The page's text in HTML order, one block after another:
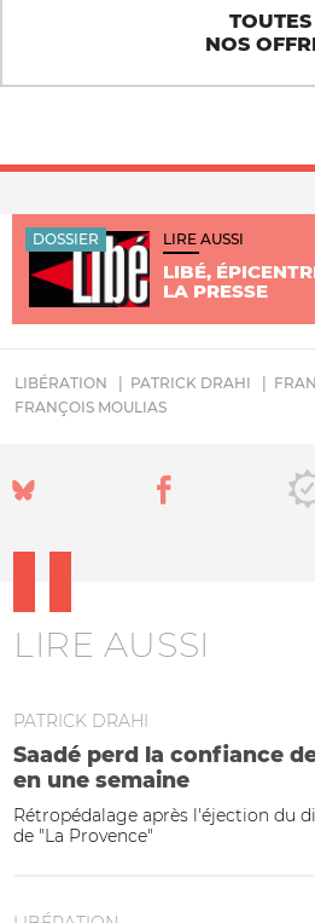
TOUTES
NOS
DOSSIER LIRE AUSSI
LIBÉ,
LA PRESSE
LIBÉRATION PATRICK DRAHI
FRANÇOIS MOULIAS
LIRE AUSSI
PATRICK DRAHI
Saadé perd la confiance
en une semaine
Rétropédalage après l'éjection du
de "La Provence"